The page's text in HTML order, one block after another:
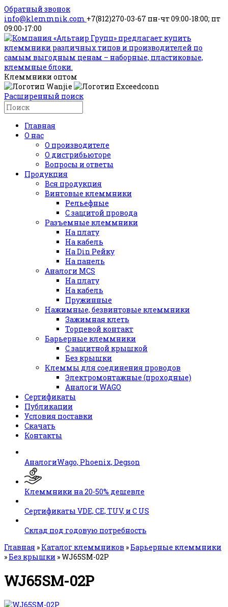
Обратный звонок
info@klemmnik.com +7(812)270-03-67 пн-чт 09:00-18:00; пт
09:00-17:00
Клеммники оптом
Расширенный поиск
Главная
О нас
О производителе
О дистрибьюторе
Вопросы и ответы
Продукция
Вся продукция
Винтовые клеммники
Рельефные
С защитой провода
Разъемные клеммники
На плату
На кабель
На Din Рейку
На панель
Аналоги MCS
На плату
На кабель
Пружинные
Нажимные, безвинтовые клеммники
Зажимная клеть
Торцевой контакт
Барьерные клеммники
С защитной крышкой
Без крышки
Клеммы для соединения проводов
Электромонтажные (проходные)
Аналоги WAGO
Сертификаты
Публикации
Условия поставки
Скачать
Контакты
АналогиWago, Phoenix, Degson
Клеммники на 20-50% дешевле
Сертификаты VDE, CE, TUV, и C US
Склад под годовую потребность
Главная » Каталог клеммников »Барьерные клеммники
»Без крышки »WJ65SM-02P
WJ65SM-02P